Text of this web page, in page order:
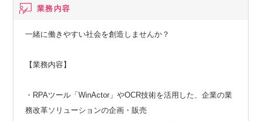
業務内容
一緒に働きやすい社会を創造しませんか？
【業務内容】
・RPAツール「WinActor」やOCR技術を活用した、企業の業
務改革ソリューションの企画・販売